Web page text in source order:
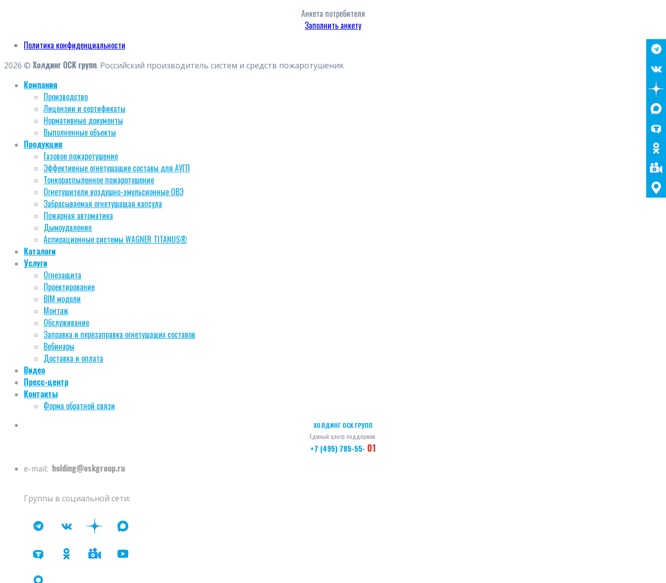
Анкета потребителя
Заполнить анкету
Политика конфиденциальности
2026 © Холдинг ОСК групп. Российский производитель систем и средств пожаротушения.
Компания
Производство
Лицензии и сертификаты
Нормативные документы
Выполненные объекты
Продукция
Газовое пожаротушение
Эффективные огнетушащие составы для АУГП
Тонкораспыленное пожаротушение
Огнетушители воздушно-эмульсионные ОВЭ
Забрасываемая огнетушащая капсула
Пожарная автоматика
Дымоудаление
Аспирационные системы WAGNER TITANUS®
Каталоги
Услуги
Огнезащита
Проектирование
BIM модели
Монтаж
Обслуживание
Заправка и перезаправка огнетушащих составов
Вебинары
Доставка и оплата
Видео
Пресс-центр
Контакты
Форма обратной связи
ХОЛДИНГ ОСК ГРУПП
Единый центр поддержки:
+7 (495) 785-55- 01
e-mail: holding@oskgroup.ru
Группы в социальной сети: